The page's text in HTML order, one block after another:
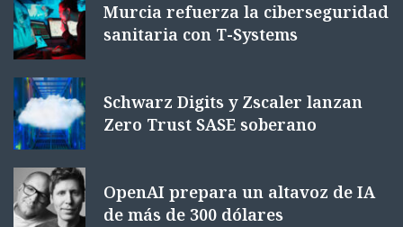
Murcia refuerza la ciberseguridad
sanitaria con T-Systems
Schwarz Digits y Zscaler lanzan
Zero Trust SASE soberano
OpenAI prepara un altavoz de IA
de más de 300 dólares